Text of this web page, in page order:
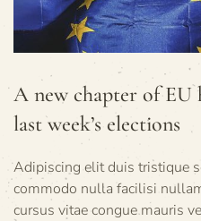
A new chapter of EU
last week’s elections
Adipiscing elit duis tristique
commodo nulla facilisi
cursus vitae congue mauris